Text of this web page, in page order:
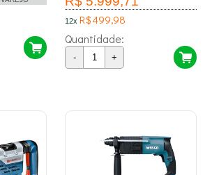
12x R$ 499,98
Quantidade:
- +